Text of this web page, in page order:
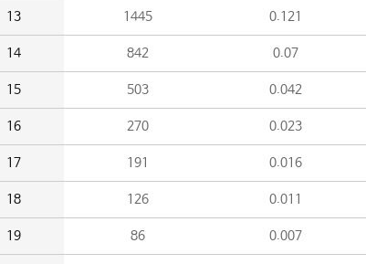
13 1445 0.121
14 842 0.07
15 503 0.042
16 270 0.023
17 191 0.016
18 126 0.011
19 86 0.007